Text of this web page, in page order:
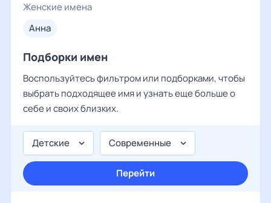
Женские имена
анна
Подборки имен
Воспользуйтесь фильтром или подборками, чтобы
выбрать подходящее имя и узнать еще больше о
себе и своих близких.
Детские Современные
Перейти